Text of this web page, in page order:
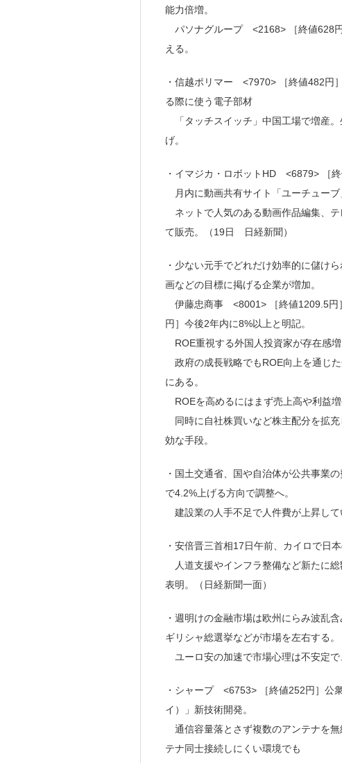
能力倍増。
パソナグループ <2168> ［終値628
える。
・信越ポリマー <7970> ［終値482円
る際に使う電子部材
「タッチスイッチ」中国工場で増産
げ。
・イマジカ・ロボットHD <6879> ［終
月内に動画共有サイト「ユーチューブ
ネットで人気のある動画作品編集、
て販売。（19日 日経新聞）
・少ない元手でどれだけ効率的に儲け
画などの目標に掲げる企業が増加。
伊藤忠商事 <8001> ［終値1209.5円
円］今後2年内に8%以上と明記。
ROE重視する外国人投資家が存在感増
政府の成長戦略でもROE向上を通じ
にある。
ROEを高めるにはまず売上高や利益増
同時に自社株買いなど株主配分を拡
効な手段。
・国土交通省、国や自治体が公共事業
で4.2%上げる方向で調整へ。
建設業の人手不足で人件費が上昇して
・安倍晋三首相17日午前、カイロで日
人道支援やインフラ整備など新たに
表明。（日経新聞一面）
・週明けの金融市場は欧州にらみ波乱
ギリシャ総選挙などが市場を左右する。
ユーロ安の加速で市場心理は不安定で
・シャープ <6753> ［終値252円］公
イ）」新技術開発。
通信容量落とさず複数のアンテナを
テナ同士接続しにくい環境でも